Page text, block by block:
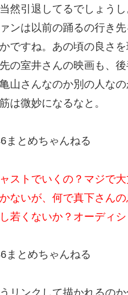
然引退してるでしょうし
ンは以前の踊るの行き
ですね。あの頃の良さ
の室井さんの映画も、
山さんなのか別の人な
は微妙になるなと。
まとめちゃんねる
ストでいくの？マジで大
ないが、何で真下さん
若くないか？オーディ
まとめちゃんねる
リンクして描かれるの